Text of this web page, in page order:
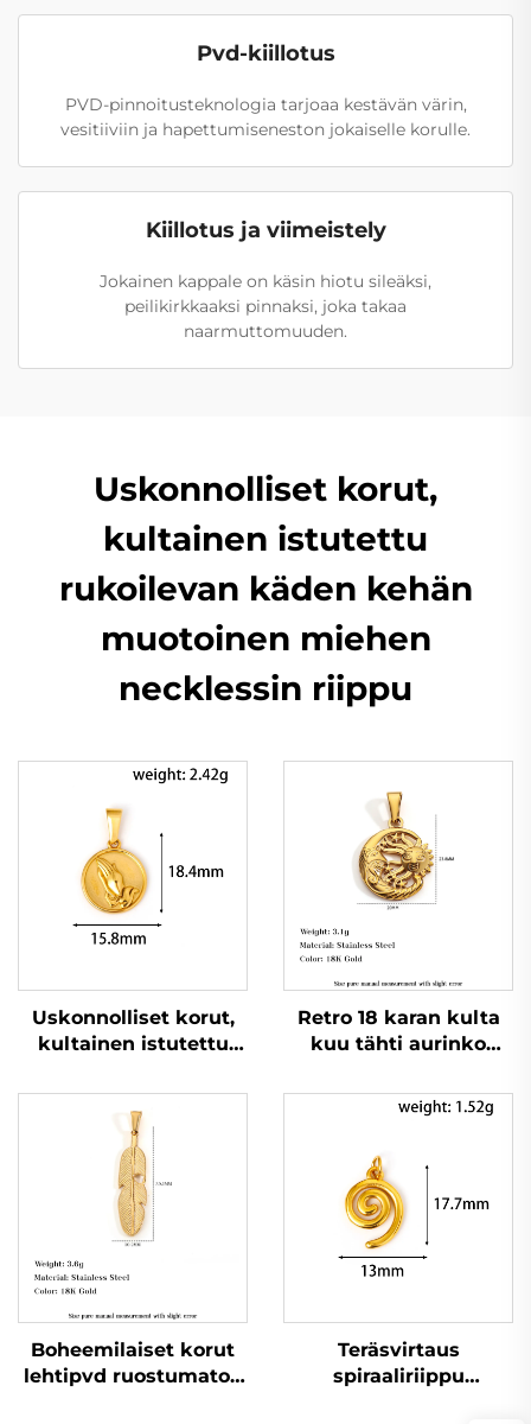
Pvd-kiillotus
PVD-pinnoitusteknologia tarjoaa kestävän värin,
vesitiiviin ja hapettumiseneston jokaiselle korulle.
Kiillotus ja viimeistely
Jokainen kappale on käsin hiotu sileäksi,
peilikirkkaaksi pinnaksi, joka takaa
naarmuttomuuden.
Uskonnolliset korut,
kultainen istutettu
rukoilevan käden kehän
muotoinen miehen
necklessin riippu
Uskonnolliset korut,
kultainen istutettu
kehän muotoinen
miehen necklessin
riippu
Retro 18 karan kulta
kuu tähti aurinko
luonnonaiheinen koru
Boheemilaiset korut
lehtipvd ruostumaton
Teräsvirtaus
spiraaliriippu